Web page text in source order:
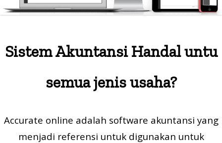
Sistem Akuntansi Handal untu
semua jenis usaha?
Accurate online adalah software akuntansi yang
menjadi referensi untuk digunakan untuk